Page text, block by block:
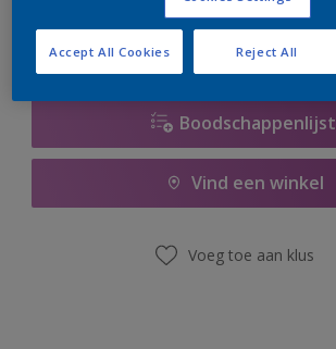
Boodschappenlijst
Vind een winkel
Voeg toe aan klus
Reject All
Accept All Cookies